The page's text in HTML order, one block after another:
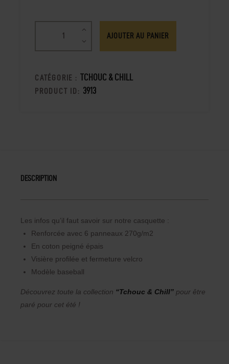
AJOUTER AU PANIER
CATÉGORIE : TCHOUC & CHILL
PRODUCT ID: 3913
DESCRIPTION
Les infos qu’il faut savoir sur notre casquette :
Renforcée avec 6 panneaux 270g/m2
En coton peigné épais
Visière profilée et fermeture velcro
Modèle baseball
Découvrez toute la collection “Tchouc & Chill” pour être
paré pour cet été !